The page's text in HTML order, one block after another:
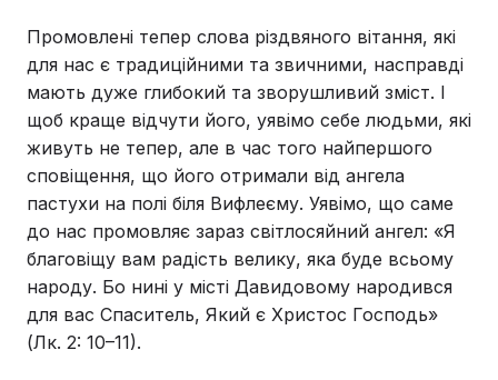
Промовлені тепер слова різдвяного вітання, які
для нас є традиційними та звичними, насправді
мають дуже глибокий та зворушливий зміст. І
щоб краще відчути його, уявімо себе людьми, які
живуть не тепер, але в час того найпершого
сповіщення, що його отримали від ангела
пастухи на полі біля Вифлеєму. Уявімо, що саме
до нас промовляє зараз світлосяйний ангел: «Я
благовіщу вам радість велику, яка буде всьому
народу. Бо нині у місті Давидовому народився
для вас Спаситель, Який є Христос Господь»
(Лк. 2: 10–11).